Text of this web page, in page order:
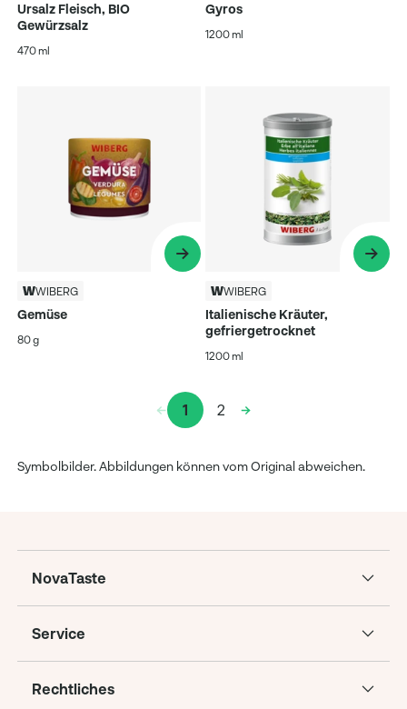
Ursalz Fleisch, BIO
Gewürzsalz
470 ml
Gyros
1200 ml
WIBERG
Gemüse
80 g
WIBERG
Italienische Kräuter,
gefriergetrocknet
1200 ml
1 2
Symbolbilder. Abbildungen können vom Original abweichen.
NovaTaste
Service
Rechtliches